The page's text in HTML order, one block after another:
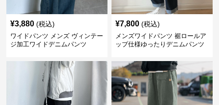
¥3,880 (税込)
ワイドパンツ メンズ ヴィンテー
ジ加工ワイドデニムパンツ
¥7,800 (税込)
メンズワイドパンツ 裾ロールア
ップ仕様ゆったりデニムパンツ